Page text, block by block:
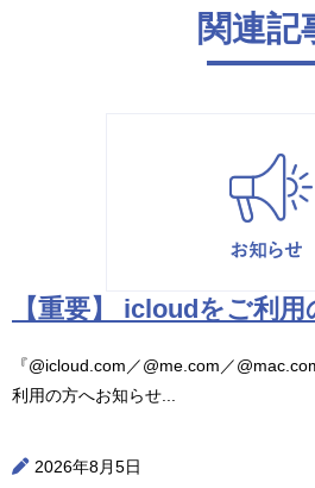
関連記
【重要】 icloudをご利用
『@icloud.com／@me.com／
利用の方へお知らせ...
2026年8月5日